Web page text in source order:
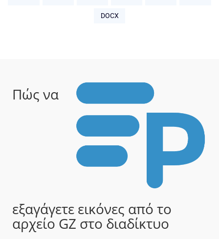
DOCX
Πώς να
εξαγάγετε εικόνες από το
αρχείο GZ στο διαδίκτυο